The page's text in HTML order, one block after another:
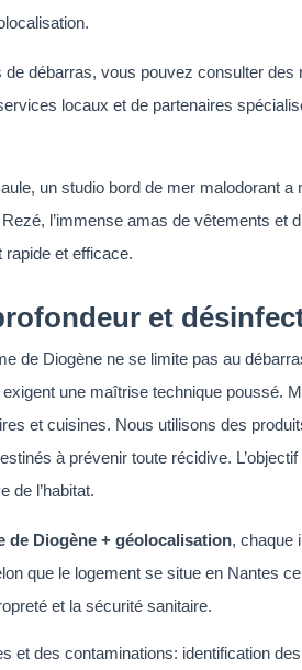
de débarras, vous pouvez consulter des
locaux et de partenaires
un studio bord de mer malodorant
l’immense amas de vêtements et
et efficace.
et
de Diogène ne se limite pas au
une maîtrise technique poussé.
et cuisines. Nous utilisons des
à prévenir toute récidive.
de l’habitat.
de Diogène + géolocalisation, chaque
que le logement se situe en Nantes
et la sécurité sanitaire.
et des contaminations: identification